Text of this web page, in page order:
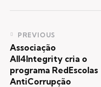
PREVIOUS
Associação
All4Integrity cria o
programa RedEscolas
AntiCorrupção